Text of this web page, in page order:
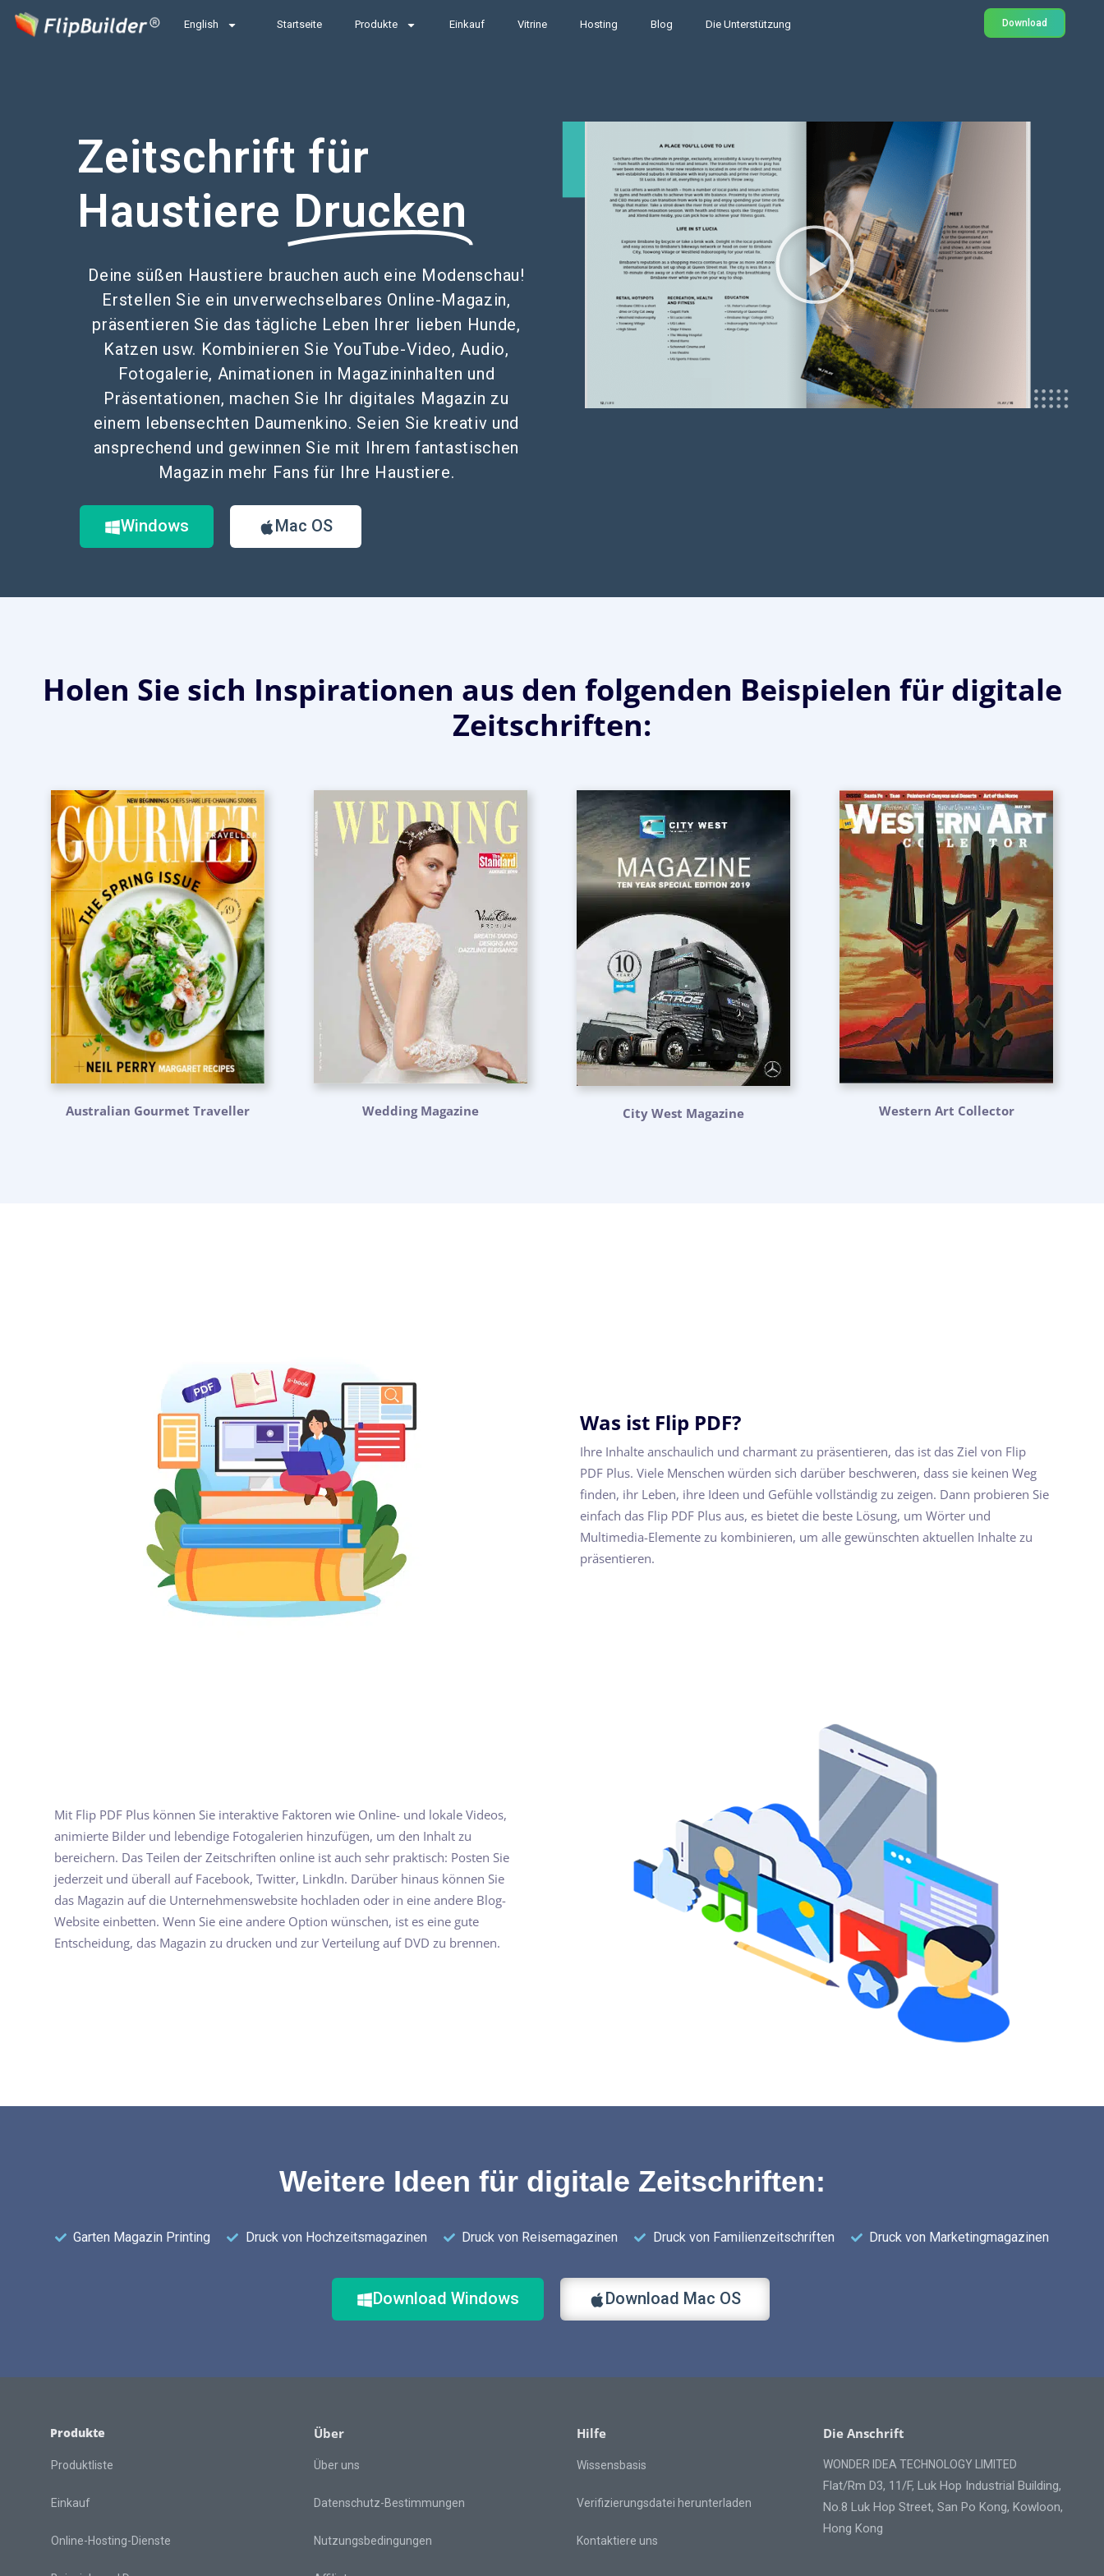
English Startseite Produkte Einkauf Vitrine Hosting Blog Die Unterstützung Download
Zeitschrift für
Haustiere Drucken
Deine süßen Haustiere brauchen auch eine Modenschau!
Erstellen Sie ein unverwechselbares Online-Magazin,
präsentieren Sie das tägliche Leben Ihrer lieben Hunde,
Katzen usw. Kombinieren Sie YouTube-Video, Audio,
Fotogalerie, Animationen in Magazininhalten und
Präsentationen, machen Sie Ihr digitales Magazin zu
einem lebensechten Daumenkino. Seien Sie kreativ und
ansprechend und gewinnen Sie mit Ihrem fantastischen
Magazin mehr Fans für Ihre Haustiere.
Windows Mac OS
Holen Sie sich Inspirationen aus den folgenden Beispielen für digitale
Zeitschriften:
Australian Gourmet Traveller Wedding Magazine City West Magazine Western Art Collector
Was ist Flip PDF?
Ihre Inhalte anschaulich und charmant zu präsentieren, das ist das Ziel von Flip
PDF Plus. Viele Menschen würden sich darüber beschweren, dass sie keinen Weg
finden, ihr Leben, ihre Ideen und Gefühle vollständig zu zeigen. Dann probieren Sie
einfach das Flip PDF Plus aus, es bietet die beste Lösung, um Wörter und
Multimedia-Elemente zu kombinieren, um alle gewünschten aktuellen Inhalte zu
präsentieren.
Mit Flip PDF Plus können Sie interaktive Faktoren wie Online- und lokale Videos,
animierte Bilder und lebendige Fotogalerien hinzufügen, um den Inhalt zu
bereichern. Das Teilen der Zeitschriften online ist auch sehr praktisch: Posten Sie
jederzeit und überall auf Facebook, Twitter, LinkdIn. Darüber hinaus können Sie
das Magazin auf die Unternehmenswebsite hochladen oder in eine andere Blog-
Website einbetten. Wenn Sie eine andere Option wünschen, ist es eine gute
Entscheidung, das Magazin zu drucken und zur Verteilung auf DVD zu brennen.
Weitere Ideen für digitale Zeitschriften:
Garten Magazin Printing Druck von Hochzeitsmagazinen Druck von Reisemagazinen Druck von Familienzeitschriften Druck von Marketingmagazinen
Download Windows Download Mac OS
Produkte
Produktliste
Einkauf
Online-Hosting-Dienste
Über
Über uns
Datenschutz-Bestimmungen
Nutzungsbedingungen
Hilfe
Wissensbasis
Verifizierungsdatei herunterladen
Kontaktiere uns
Die Anschrift
WONDER IDEA TECHNOLOGY LIMITED
Flat/Rm D3, 11/F, Luk Hop Industrial Building,
No.8 Luk Hop Street, San Po Kong, Kowloon,
Hong Kong